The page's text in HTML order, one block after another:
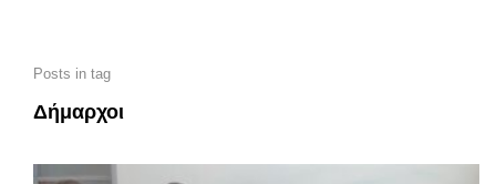
Posts in tag
Δήμαρχοι